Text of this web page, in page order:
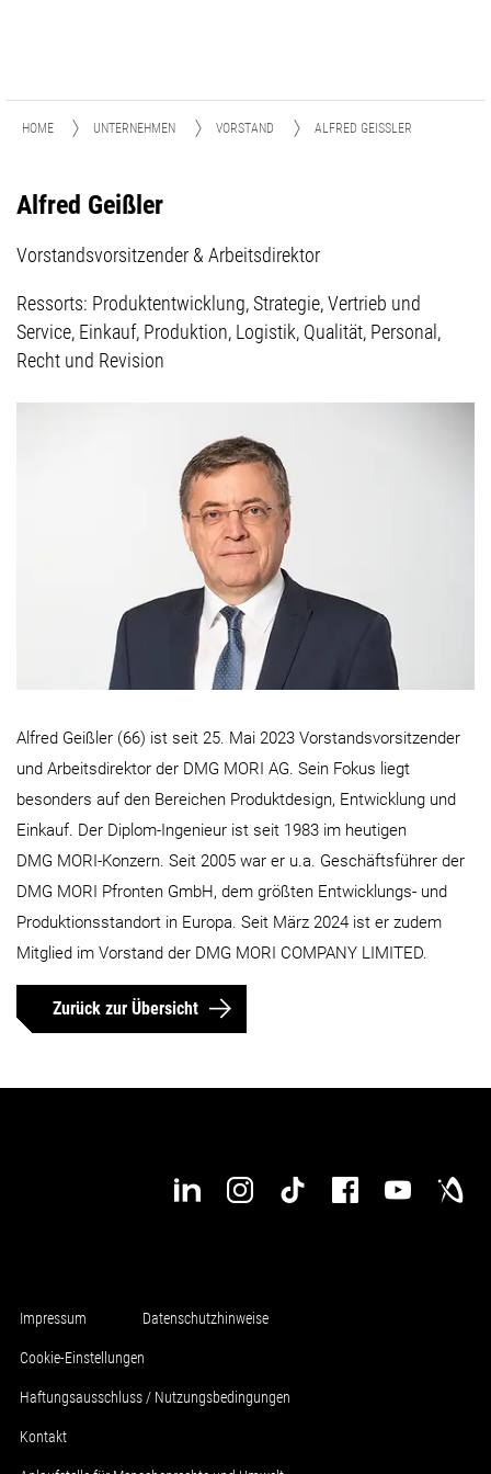
HOME UNTERNEHMEN VORSTAND ALFRED GEISSLER
Alfred Geißler
Vorstandsvorsitzender & Arbeitsdirektor
Ressorts: Produktentwicklung, Strategie, Vertrieb und
Service, Einkauf, Produktion, Logistik, Qualität, Personal,
Recht und Revision
Alfred Geißler (66) ist seit 25. Mai 2023 Vorstandsvorsitzender
und Arbeitsdirektor der DMG MORI AG. Sein Fokus liegt
besonders auf den Bereichen Produktdesign, Entwicklung und
Einkauf. Der Diplom-Ingenieur ist seit 1983 im heutigen
DMG MORI-Konzern. Seit 2005 war er u.a. Geschäftsführer der
DMG MORI Pfronten GmbH, dem größten Entwicklungs- und
Produktionsstandort in Europa. Seit März 2024 ist er zudem
Mitglied im Vorstand der DMG MORI COMPANY LIMITED.
Zurück zur Übersicht
Impressum Datenschutzhinweise
Cookie-Einstellungen
Haftungsausschluss / Nutzungsbedingungen
Kontakt